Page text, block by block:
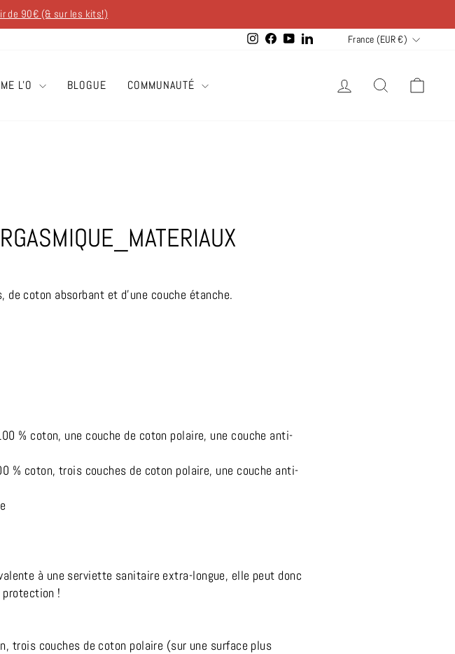
de 90€ (& sur les kits!)
InstagramFacebook
YouTubeLinkedIn Devise
France (EUR €)
L'O BLOGUE COMMUNAUTÉ SE CONNECTER
coton absorbant et d’une couche étanche.
% coton, une couche de coton polaire, une couche anti-
% coton, trois couches de coton polaire, une couche anti-
à une serviette sanitaire extra-longue, elle peut donc
protection !
trois couches de coton polaire (sur une surface plus